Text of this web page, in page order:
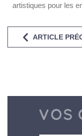
artistiques pour les
ARTICLE